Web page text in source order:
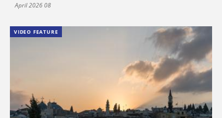
08 April 2026
VIDEO FEATURE